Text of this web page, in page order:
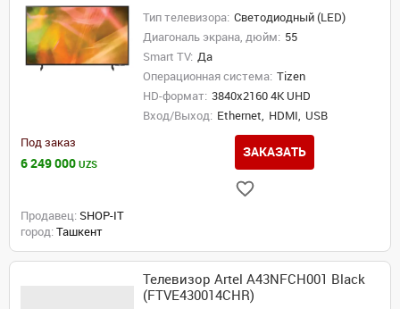
Тип телевизора: Светодиодный (LED)
Диагональ экрана, дюйм: 55
Smart TV: Да
Операционная система: Tizen
HD-формат: 3840x2160 4K UHD
Вход/Выход: Ethernet, HDMI, USB
Под заказ
6 249 000 UZS
ЗАКАЗАТЬ
Продавец: SHOP-IT
город: Ташкент
Телевизор Artel A43NFCH001 Black
(FTVE430014CHR)